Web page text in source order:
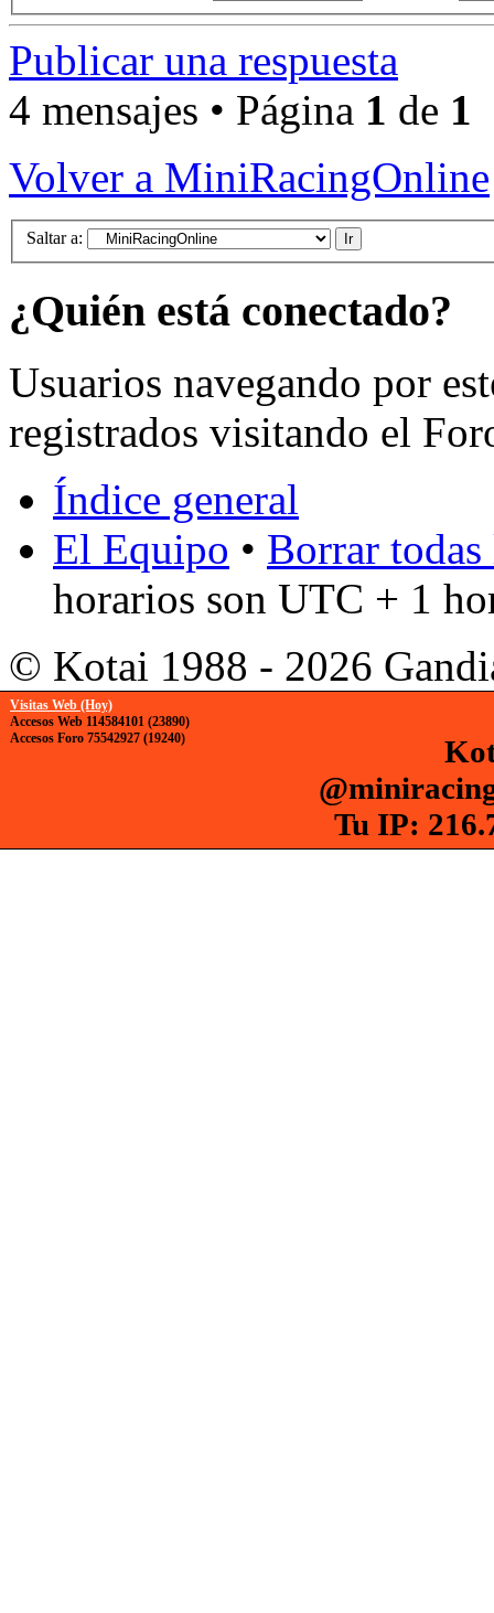
Publicar una respuesta
4 mensajes • Página 1 de 1
Volver a MiniRacingOnline
Saltar a:
¿Quién está conectado?
Usuarios navegando por
registrados visitando el
Índice general
El Equipo • Borrar
horarios son UTC + 1
© Kotai 1988 - 2026
Visitas Web (Hoy)
Accesos Web 114584101 (23890)
Accesos Foro 75542927 (19240)
Tu IP: